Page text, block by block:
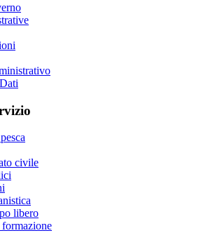
civile
libero